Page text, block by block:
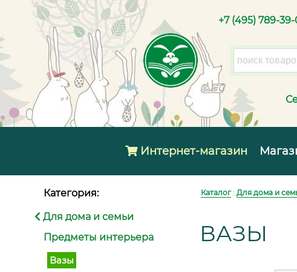
+7 (495) 789-
Интернет-магазин
Категория:
Для дома и семьи
Предметы интерьера
Вазы
Каталог: Для дома и
ВАЗЫ